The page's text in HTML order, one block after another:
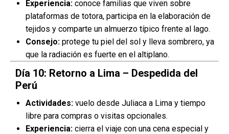
Experiencia: conoce familias que viven sobre
plataformas de totora, participa en la elaboración de
tejidos y comparte un almuerzo típico frente al lago.
Consejo: protege tu piel del sol y lleva sombrero, ya
que la radiación es fuerte en el altiplano.
Día 10: Retorno a Lima – Despedida del
Perú
Actividades: vuelo desde Juliaca a Lima y tiempo
libre para compras o visitas opcionales.
Experiencia: cierra el viaje con una cena especial y